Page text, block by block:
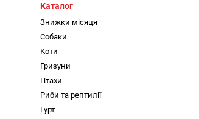
Каталог
Знижки місяця
Собаки
Коти
Гризуни
Птахи
Риби та рептилії
Гурт